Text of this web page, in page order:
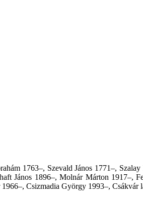
1763–, Szevald János 1771–,
János 1896–, Molnár Márton 1917–,
Csizmadia György 1993–, Csákvár